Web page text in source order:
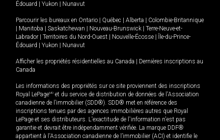
Édouard
Yukon Nunavut
Parcourir les bureaux en Ontario Québec Alberta
Colombie-Britannique
Manitoba Saskatchewan Nouveau-Brunswick
Terre-Neuve-et-
Labrador
Territoires du Nord-Ouest Nouvelle-Écosse
Île-du-Prince-
Édouard
Yukon Nunavut
Afficher les propriétés résidentielles au Canada
Dernières inscriptions au
Canada
Les informations des propriétés sur ce site proviennent des inscriptions
Royal LePageMD et du service de distribution de données de l'Association
canadienne de l’immobilier (SDD®). SDD® met en référence des
inscriptions tenues par des agences immobilières autres que Royal
LePage et ses distributeurs. L'exactitude de l'information n'est pas
garantie et devrait être indépendamment vérifiée. La marque DDF®
appartient à l'Association canadienne de l’immobilier (ACI) et identifie le